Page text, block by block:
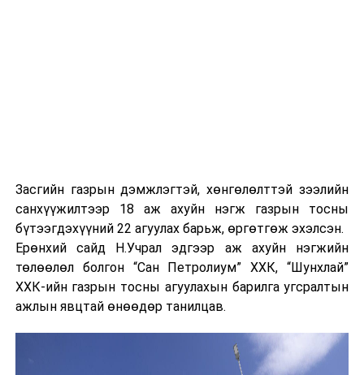
Засгийн газрын дэмжлэгтэй, хөнгөлөлттэй зээлийн
санхүүжилтээр 18 аж ахуйн нэгж газрын тосны
бүтээгдэхүүний 22 агуулах барьж, өргөтгөж эхэлсэн.
Ерөнхий сайд Н.Учрал эдгээр аж ахуйн нэгжийн
төлөөлөл болгон “Сан Петролиум” ХХК, “Шунхлай”
ХХК-ийн газрын тосны агуулахын барилга угсралтын
ажлын явцтай өнөөдөр танилцав.